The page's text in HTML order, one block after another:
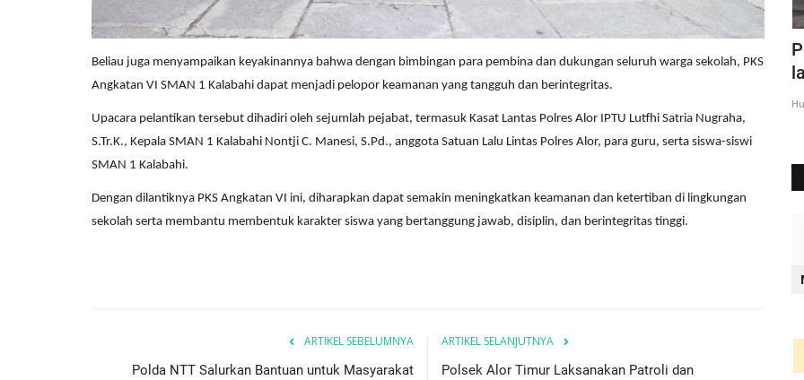
Beliau juga menyampaikan keyakinannya bahwa dengan bimbingan para pembina dan dukungan seluruh warga sekolah, PKS
Angkatan VI SMAN 1 Kalabahi dapat menjadi pelopor keamanan yang tangguh dan berintegritas.
Upacara pelantikan tersebut dihadiri oleh sejumlah pejabat, termasuk Kasat Lantas Polres Alor IPTU Lutfhi Satria Nugraha,
S.Tr.K., Kepala SMAN 1 Kalabahi Nontji C. Manesi, S.Pd., anggota Satuan Lalu Lintas Polres Alor, para guru, serta siswa-siswi
SMAN 1 Kalabahi.
Dengan dilantiknya PKS Angkatan VI ini, diharapkan dapat semakin meningkatkan keamanan dan ketertiban di lingkungan
sekolah serta membantu membentuk karakter siswa yang bertanggung jawab, disiplin, dan berintegritas tinggi.
ARTIKEL SEBELUMNYA
Polda NTT Salurkan Bantuan untuk Masyarakat
ARTIKEL SELANJUTNYA
Polsek Alor Timur Laksanakan Patroli dan
Komunikasi Publik di...
Kepemilikan Senpi